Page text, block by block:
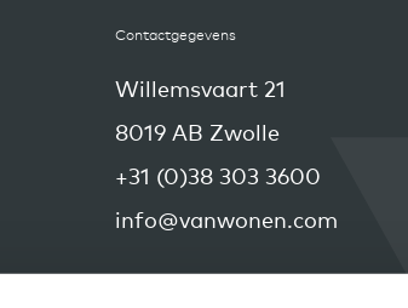
Contactgegevens
Willemsvaart 21
8019 AB Zwolle
+31 (0)38 303 3600
info@vanwonen.com